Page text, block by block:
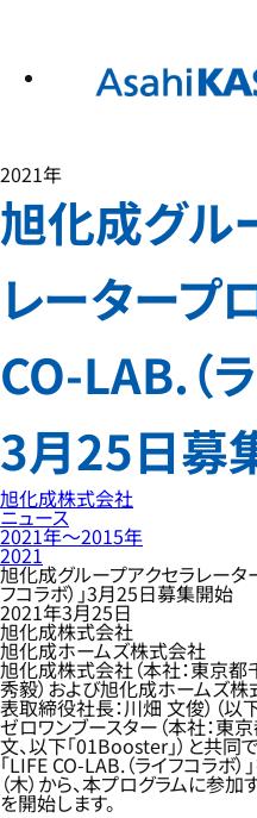
2021年
旭化成グル
レータープ
CO-LAB.（
3月25日募
旭化成株式会社
ニュース
2021年〜2015年
2021
旭化成グループアクセラレータ
フコラボ）」3月25日募集開始
2021年3月25日
旭化成株式会社
旭化成ホームズ株式会社
旭化成株式会社（本社：東京
秀毅）および旭化成ホームズ株
表取締役社長：川畑 文俊）（以
ゼロワンブースター（本社：東
文、以下「01Booster」）と共同
「LIFE CO-LAB.（ライフコラボ
（木）から、本プログラムに参
を開始します。